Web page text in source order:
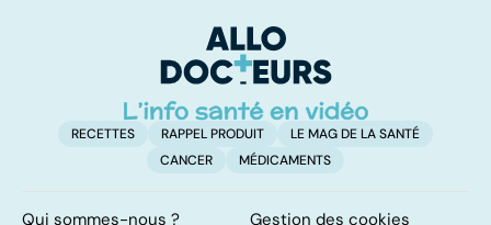
soigner l'herpès ?
RECETTES RAPPEL PRODUIT
LE MAG DE LA SANTÉ
CANCER
MÉDICAMENTS
Qui sommes-nous ? Gestion des cookies